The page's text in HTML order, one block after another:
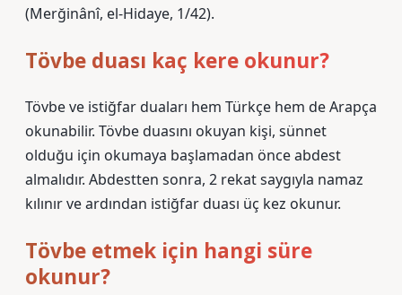
(Merğinânî, el-Hidaye, 1/42).
Tövbe duası kaç kere okunur?
Tövbe ve istiğfar duaları hem Türkçe hem de Arapça
okunabilir. Tövbe duasını okuyan kişi, sünnet
olduğu için okumaya başlamadan önce abdest
almalıdır. Abdestten sonra, 2 rekat saygıyla namaz
kılınır ve ardından istiğfar duası üç kez okunur.
Tövbe etmek için hangi süre
okunur?